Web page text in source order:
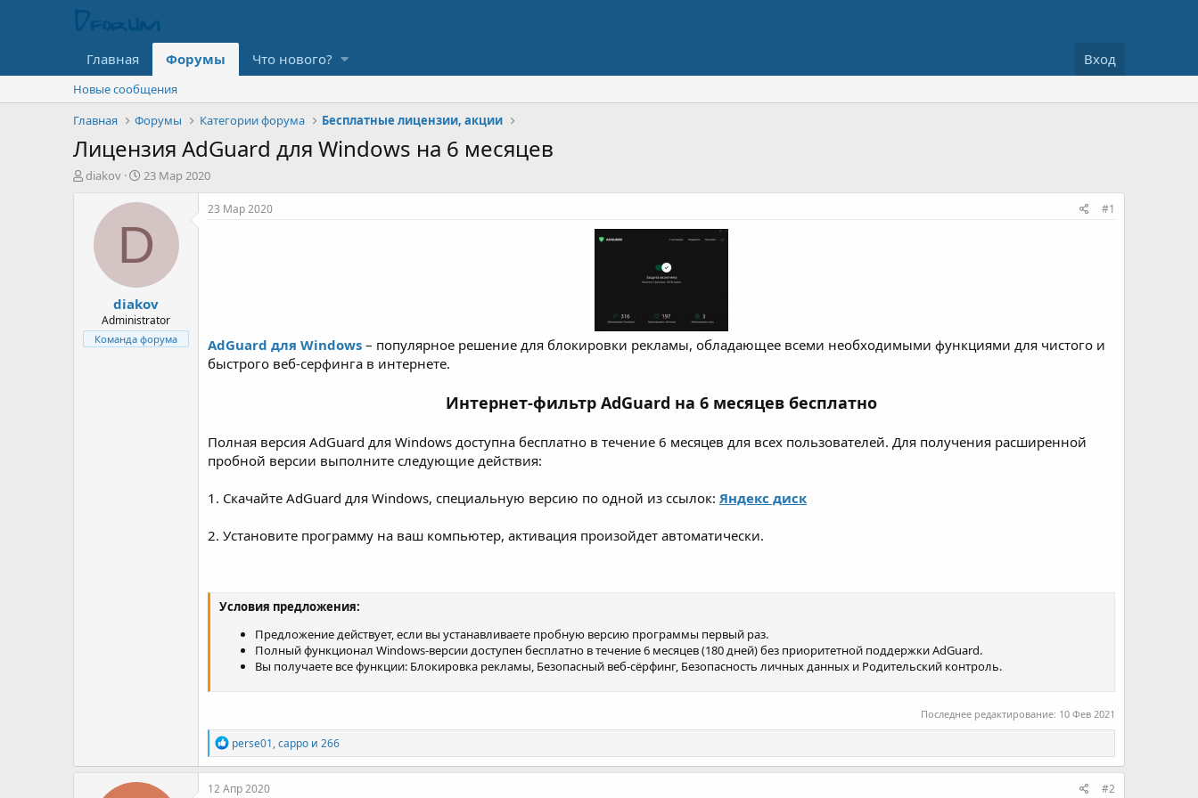
Главная Форумы Что нового? Вход
Новые сообщения
Главная
Форумы Категории форума Бесплатные лицензии, акции
Лицензия AdGuard для Windows на 6 месяцев
А
diakov
Д
т
н
а
а
л
а
23 Мар 2020
D
diakov
Administrator
Команда форума
23 Мар 2020 #1
AdGuard для Windows – популярное решение для блокировки рекламы, обладающее всеми необходимыми функциями для чистого и
быстрого веб-серфинга в интернете.
Интернет-фильтр AdGuard на 6 месяцев бесплатно
Полная версия AdGuard для Windows доступна бесплатно в течение 6 месяцев для всех пользователей. Для получения расширенной
пробной версии выполните следующие действия:
1. Скачайте AdGuard для Windows, специальную версию по одной из ссылок: Яндекс диск
2. Установите программу на ваш компьютер, активация произойдет автоматически.
Условия предложения:
Предложение действует, если вы устанавливаете пробную версию программы первый раз.
Полный функционал Windows-версии доступен бесплатно в течение 6 месяцев (180 дней) без приоритетной поддержки AdGuard.
Вы получаете все функции: Блокировка рекламы, Безопасный веб-сёрфинг, Безопасность личных данных и Родительский контроль.
Последнее редактирование: 10 Фев 2021
Р
е
а
к
perse01,cappo и 266
12 Апр 2020 #2